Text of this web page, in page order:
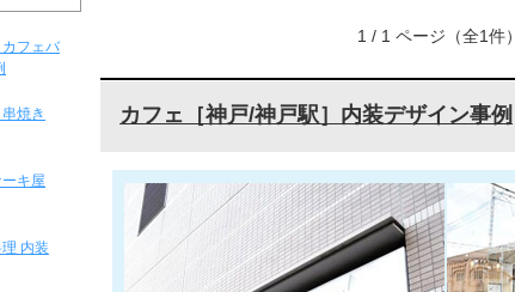
1 / 1 ページ（全1件）
カフェ［神戸/神戸駅］内装デザイン事例
フェバ
焼き
キ屋
内装